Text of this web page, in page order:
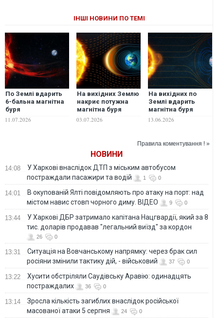
ІНШІ НОВИНИ ПО ТЕМІ
По Землі вдарить
6-бальна магнітна
буря
11.07.2026
На вихідних Землю
накриє потужна
магнітна буря
03.07.2026
На вихідних по
Землі вдарить
магнітна буря
13.06.2026
Правила коментування ! »
НОВИНИ
14:08
У Харкові внаслідок ДТП з міським автобусом
постраждали пасажири та водій
1 0
14:01
В окупованій Ялті повідомляють про атаку на порт: над
містом навис стовп чорного диму. ВІДЕО
9 0
13:44
У Харкові ДБР затримало капітана Нацгвардії, який за 8
тис. доларів продавав "легальний виїзд" за кордон
26 0
13:31
Ситуація на Вовчанському напрямку: через брак сил
росіяни змінили тактику дій, - військовий
37 0
13:22
Хусити обстріляли Саудівську Аравію: одинадцять
постраждалих
36 0
13:14
Зросла кількість загиблих внаслідок російської
масованої атаки 5 серпня
24 0